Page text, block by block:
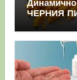
ЧЕРНИЯ
комбинация